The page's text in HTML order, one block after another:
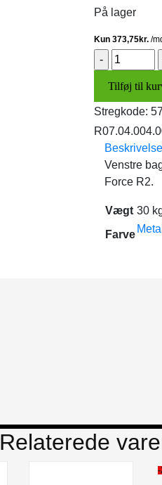
På lager
venstre
(metal
blå)
antal
Tilføj til
Stregkode:
Beskrivelse
Venstre
Force R2.
Vægt 30
Farve
Relaterede
-